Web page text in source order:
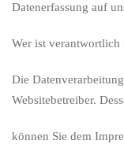
Datenerfassung auf
Wer ist verantwortlich
Die
Websitebetreiber.
können Sie dem